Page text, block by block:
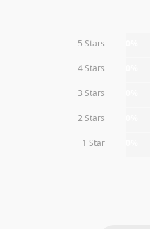
5 Stars
4 Stars
3 Stars
2 Stars
1 Star